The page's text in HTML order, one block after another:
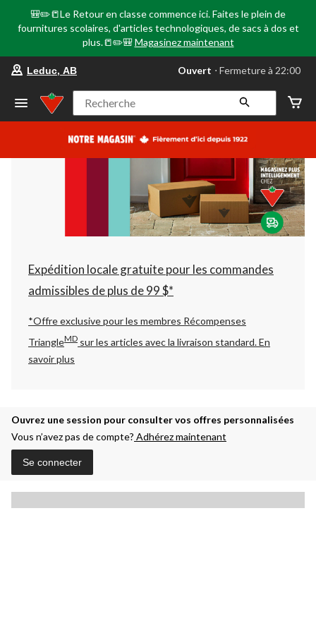
🎒✏️📒Le Retour en classe commence ici. Faites le plein de
fournitures scolaires, d'articles technologiques, de sacs à dos et
plus.📒✏️🎒 Magasinez maintenant
votre
préféré
Leduc,
AB,
courament
Fermeture
à
22:00
cliquer
pour
changer
Leduc, AB Ouvert ⋅ Fermeture à 22:00
Recherche
Expédition locale gratuite pour les commandes
admissibles de plus de 99 $*
*Offre exclusive pour les membres Récompenses
TriangleMD sur les articles avec la livraison standard.En
savoir plus
Ouvrez une session pour consulter vos offres personnalisées
Vous n’avez pas de compte? Adhérez maintenant
Se connecter